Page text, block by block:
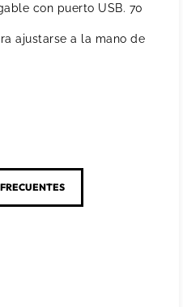
con puerto USB. 70
ajustarse a la mano de